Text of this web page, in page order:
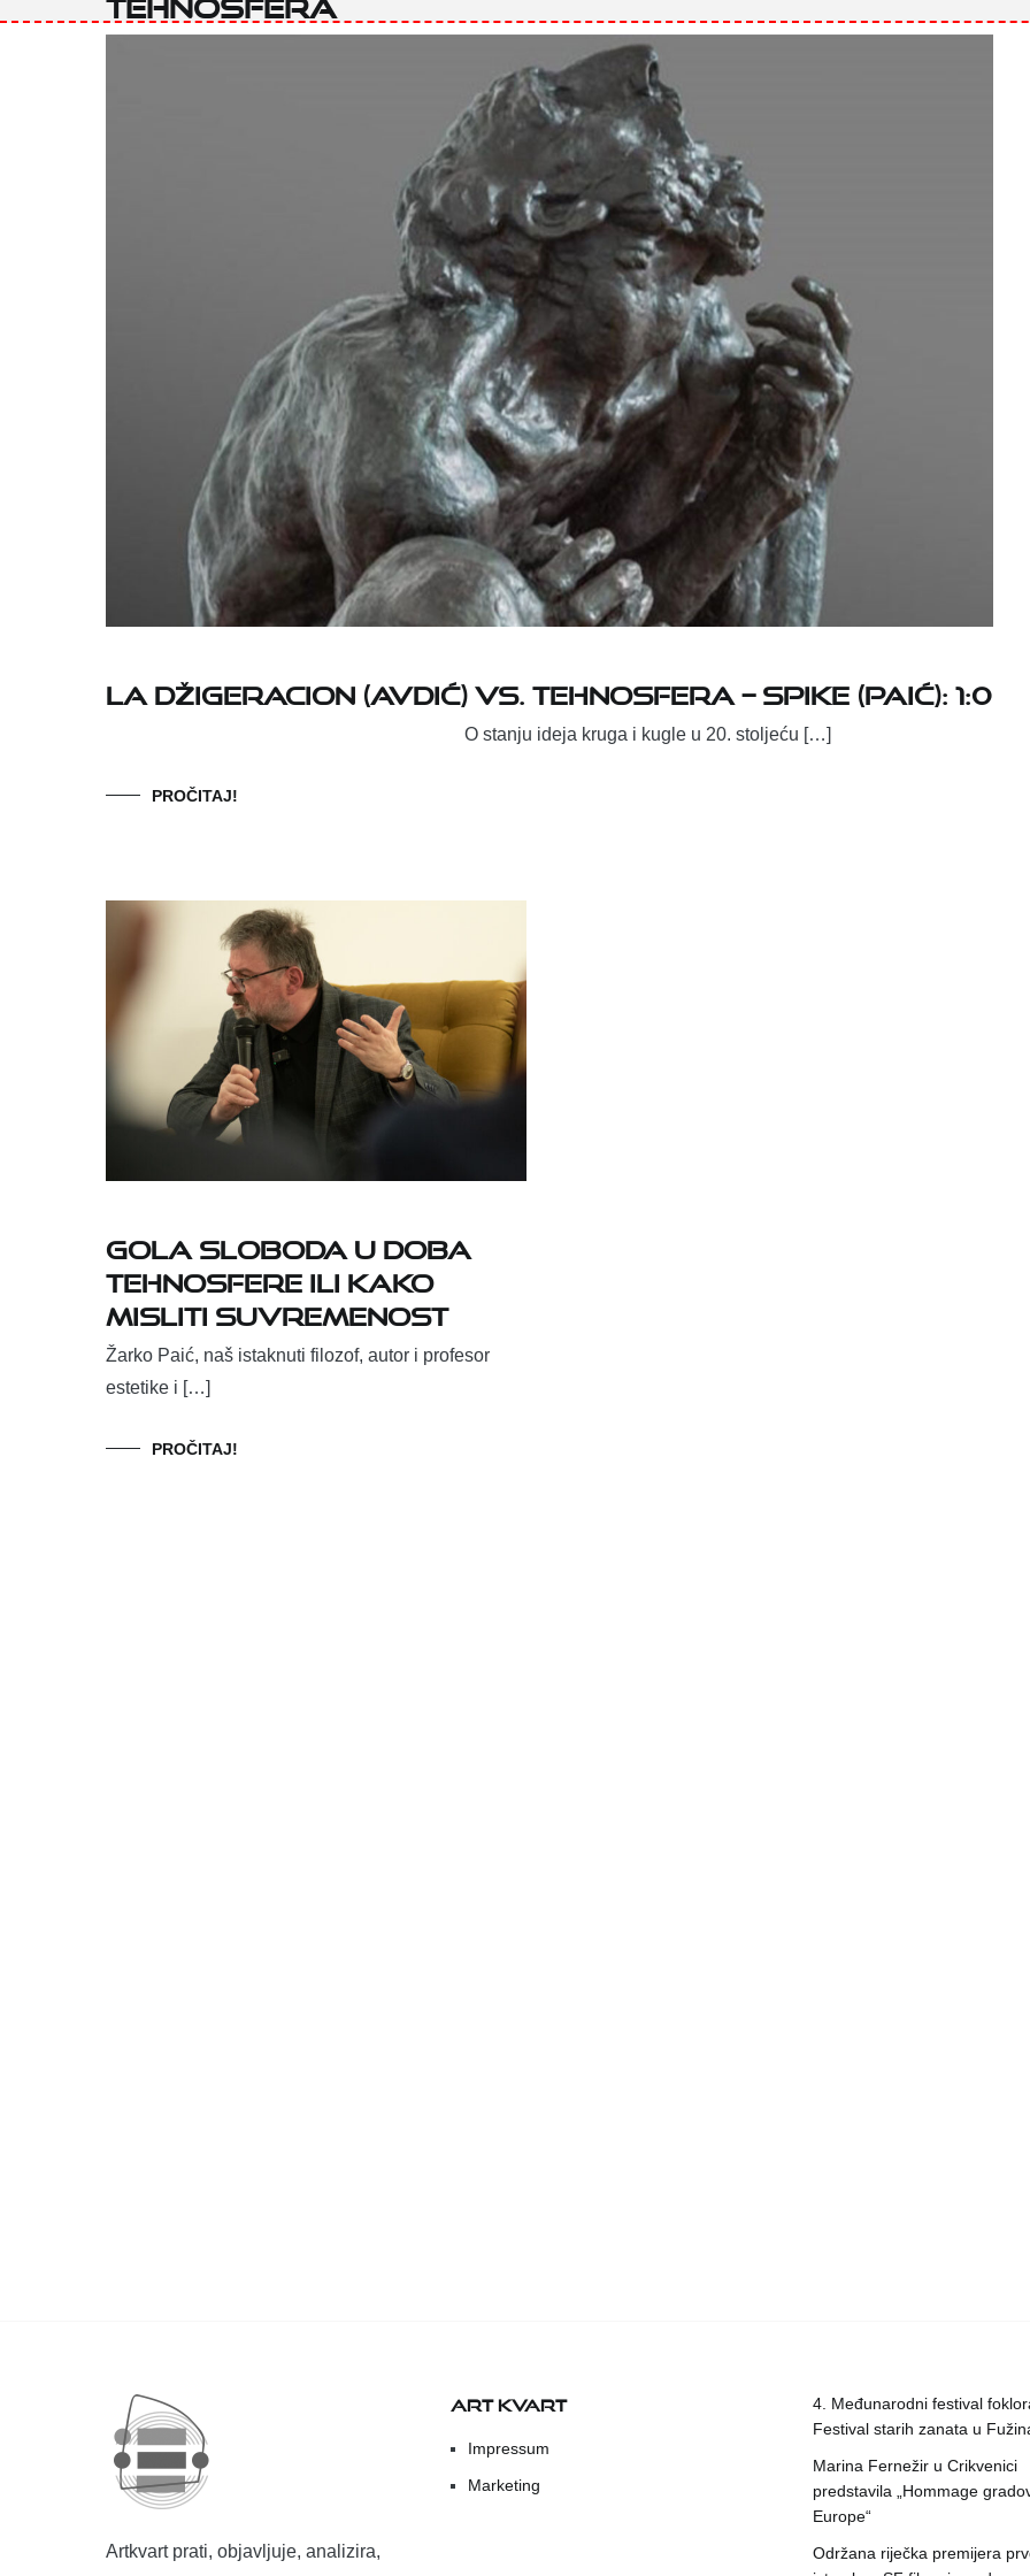
LA DŽIGERACION (AVDIĆ) VS. TEHNOSFERA – SPIKE (PAIĆ): 1:0
O stanju ideja kruga i kugle u 20. stoljeću […]
PROČITAJ!
Gola sloboda u doba
tehnosfere ili kako
misliti suvremenost
Žarko Paić, naš istaknuti filozof, autor i profesor
estetike i […]
PROČITAJ!
Artkvart prati, objavljuje, analizira,
ART KVART
Impressum
Marketing
4. Međunarodni festival
Festival starih zanata u
Marina Fernežir u Crikvenici
predstavila „Hommage
Europe“
Održana riječka premijera